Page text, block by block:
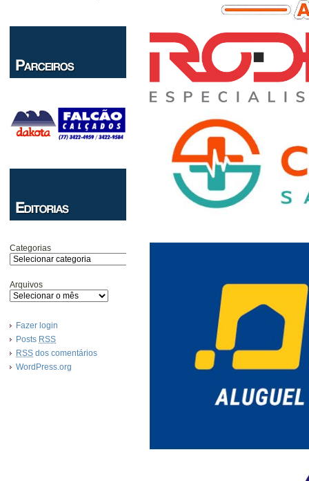
Categorias
Arquivos
Fazer login
Posts RSS
RSS dos comentários
WordPress.org